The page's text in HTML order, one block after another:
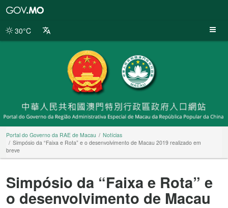
da
30°C
Portal do Governo da RAE de Macau
Notícias
Simpósio da “Faixa e Rota” e o desenvolvimento de Macau 2019 realizado em
breve
Simpósio da “Faixa e Rota” e
o desenvolvimento de Macau